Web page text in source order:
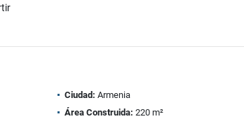
Ciudad: Armenia
Área Construida: 220 m²